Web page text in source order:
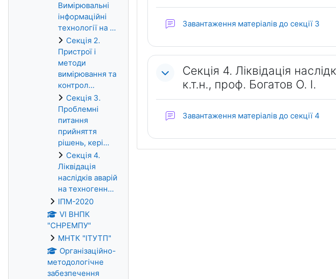
Завантаження матеріалів до секції 3
Секція 4. Ліквідація
к.т.н., проф. Богатов О. І.
Завантаження матеріалів до секції 4
Вимірювальні
інформаційні
технології на ...
Секція 2.
Пристрої і
методи
вимірювання та
контрол...
Секція 3.
Проблемні
питання
прийняття
рішень, кері...
Секція 4.
Ліквідація
наслідків аварій
на техногенн...
ІПМ-2020
VІ ВНПК
"СНРЕМПУ"
МНТК "ІТУТП"
Організаційно-
методологічне
забезпечення